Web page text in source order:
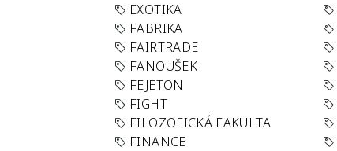
EXOTIKA
FABRIKA
FAIRTRADE
FANOUŠEK
FEJETON
FIGHT
FILOZOFICKÁ FAKULTA
FINANCE